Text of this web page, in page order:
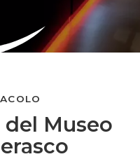
del Museo